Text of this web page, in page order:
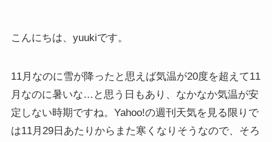
こんにちは、yuukiです。
11月なのに雪が降ったと思えば気温が20度を超えて11
月なのに暑いな…と思う日もあり、なかなか気温が安
定しない時期ですね。Yahoo!の週刊天気を見る限りで
は11月29日あたりからまた寒くなりそうなので、そろ